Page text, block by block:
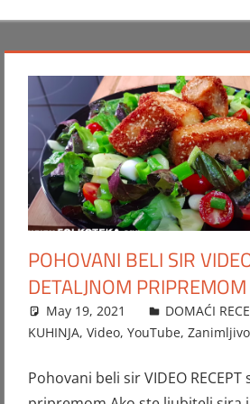
POHOVANI BELI SIR
DETALJNOM PRIPREMOM
May 19, 2021 FTorgAdmin
DOMAĆI
KUHINJA, Video, YouTube, Zanimljivo
Pohovani beli sir VIDEO